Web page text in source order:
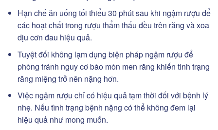
Hạn chế ăn uống tối thiểu 30 phút sau khi ngậm rượu để
các hoạt chất trong rượu thẩm thấu đều trên răng và xoa
dịu cơn đau hiệu quả.
Tuyệt đối không lạm dụng biện pháp ngậm rượu để
phòng tránh nguy cơ bào mòn men răng khiến tình trạng
răng miệng trở nên nặng hơn.
Việc ngậm rượu chỉ có hiệu quả tạm thời đối với bệnh lý
nhẹ. Nếu tình trạng bệnh nặng có thể không đem lại
hiệu quả như mong muốn.